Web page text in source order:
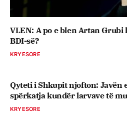
VLEN: A po e blen Artan
BDI-së?
KRYESORE
Qyteti i Shkupit njofton: Javën
spërkatja kundër larvave të
KRYESORE